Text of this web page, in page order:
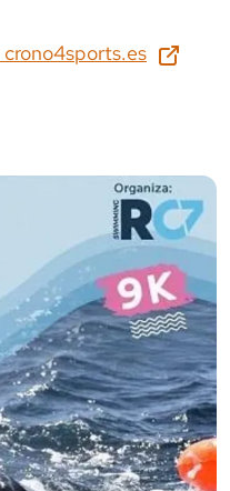
crono4sports.es